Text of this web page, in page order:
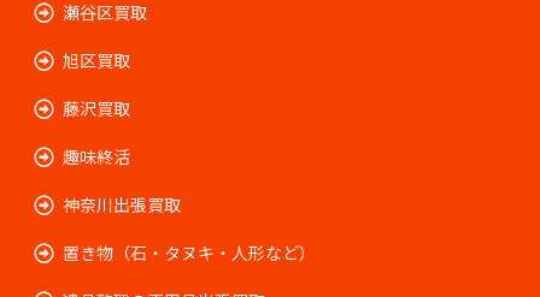
瀬谷区買取
旭区買取
藤沢買取
趣味終活
神奈川出張買取
置き物（石・タヌキ・人形など）